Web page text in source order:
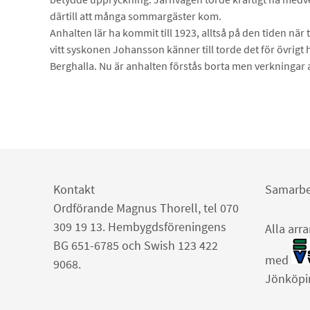
därtill att många sommargäster kom.
Anhalten lär ha kommit till 1923, alltså på den tiden
vitt syskonen Johansson känner till torde det för övrigt
Berghalla. Nu är anhalten förstås borta men
Kontakt
Ordförande Magnus Thorell, tel 070
309 19 13. Hembygdsföreningens
BG 651-6785 och Swish 123 422
9068.
Alla
med